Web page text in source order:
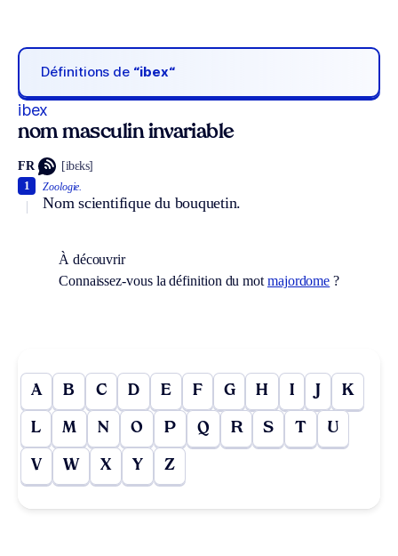
Définitions de “ibex“
ibex
nom masculin invariable
FR [ibɛks]
Zoologie.
Nom scientifique du bouquetin.
1
À découvrir
Connaissez-vous la définition du mot majordome ?
A B C D E F G H I J K
L M N O P Q R S T U
V W X Y Z